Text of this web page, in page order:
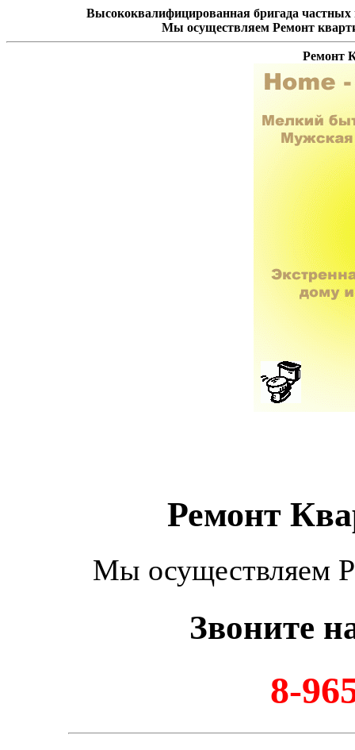
Высококвалифицированная бригада
Мы осуществляем Ремонт
Ремонт
Ремонт
Мы осуществляем
Звоните
8-